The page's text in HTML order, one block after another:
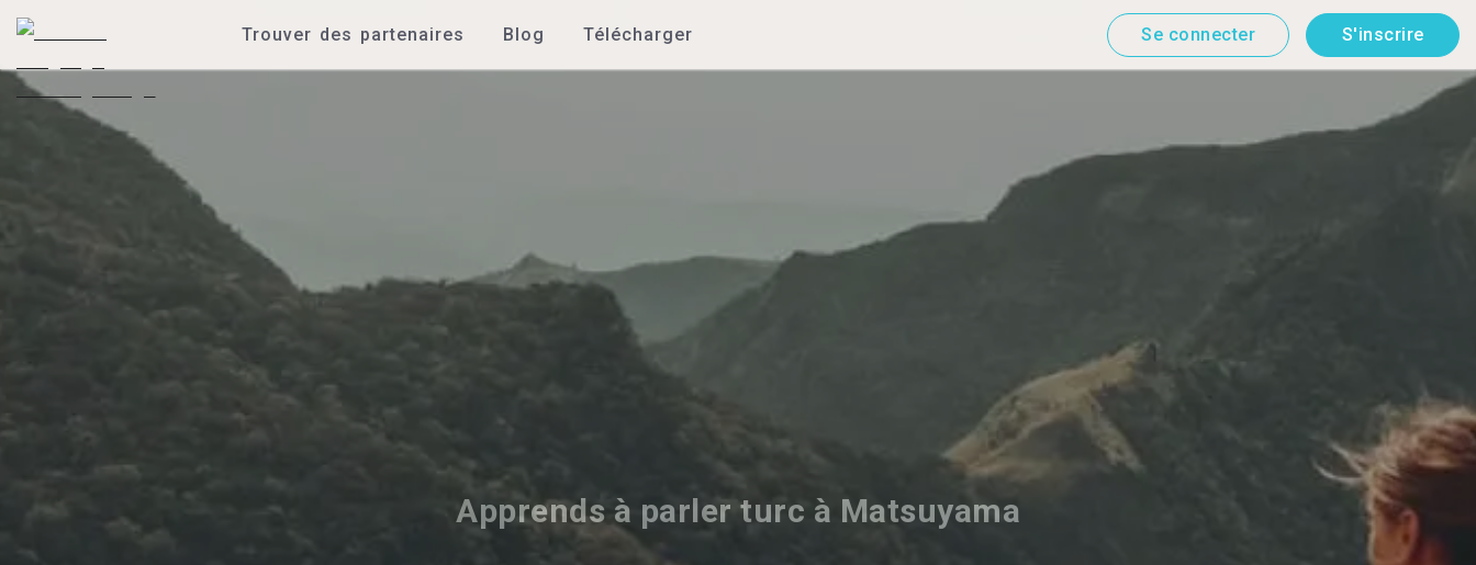
Trouver des partenaires Blog Télécharger Se connecter S'inscrire
Apprends à parler turc à Matsuyama